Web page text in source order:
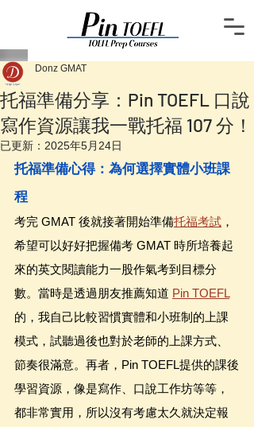
托福準備分享：Pin TOEFL 口說
寫作資源讓我一戰托福 107 分！
Donz GMAT
已更新： 2025年5月24日
托福準備心得：為何選擇實體小班課
程
考完 GMAT 後就接著開始準備托福考試 ，
希望可以好好把握備考 GMAT 時所培養起
來的英文閱讀能力一股作氣考到目標分
數。當時是透過朋友推薦知道 Pin TOEFL
的，我自己比較習慣實體和小班制的上課
模式，試聽過後也對於老師的上課方式、
節奏很滿意。再者，Pin TOEFL提供的課後
學習資源，像是寫作、口說工作坊等等，
都非常實用，所以沒有考慮太久就決定報